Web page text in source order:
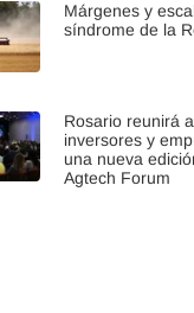
Márgenes y
síndrome de la
Rosario reunirá
inversores y
una nueva
Agtech Forum